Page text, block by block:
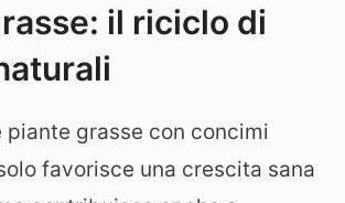
il riciclo di
piante grasse con concimi
favorisce una crescita sana